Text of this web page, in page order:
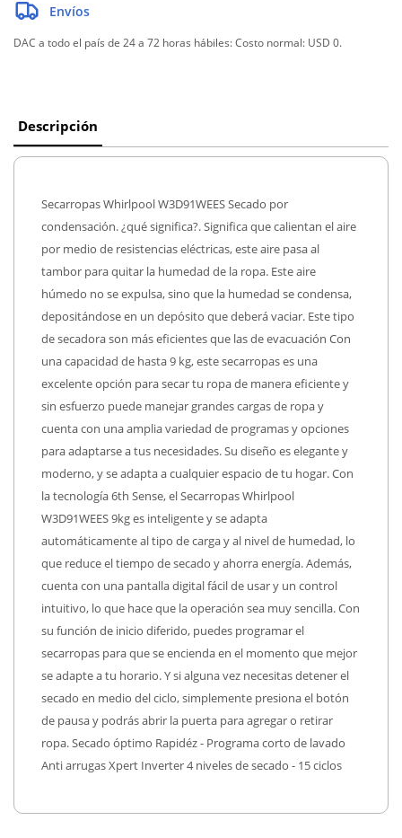
Envíos
DAC a todo el país de 24 a 72 horas hábiles:Costo normal: USD 0.
Descripción
Secarropas Whirlpool W3D91WEES Secado por
condensación. ¿qué significa?. Significa que calientan el aire
por medio de resistencias eléctricas, este aire pasa al
tambor para quitar la humedad de la ropa. Este aire
húmedo no se expulsa, sino que la humedad se condensa,
depositándose en un depósito que deberá vaciar. Este tipo
de secadora son más eficientes que las de evacuación Con
una capacidad de hasta 9 kg, este secarropas es una
excelente opción para secar tu ropa de manera eficiente y
sin esfuerzo puede manejar grandes cargas de ropa y
cuenta con una amplia variedad de programas y opciones
para adaptarse a tus necesidades. Su diseño es elegante y
moderno, y se adapta a cualquier espacio de tu hogar. Con
la tecnología 6th Sense, el Secarropas Whirlpool
W3D91WEES 9kg es inteligente y se adapta
automáticamente al tipo de carga y al nivel de humedad, lo
que reduce el tiempo de secado y ahorra energía. Además,
cuenta con una pantalla digital fácil de usar y un control
intuitivo, lo que hace que la operación sea muy sencilla. Con
su función de inicio diferido, puedes programar el
secarropas para que se encienda en el momento que mejor
se adapte a tu horario. Y si alguna vez necesitas detener el
secado en medio del ciclo, simplemente presiona el botón
de pausa y podrás abrir la puerta para agregar o retirar
ropa. Secado óptimo Rapidéz - Programa corto de lavado
Anti arrugas Xpert Inverter 4 niveles de secado - 15 ciclos